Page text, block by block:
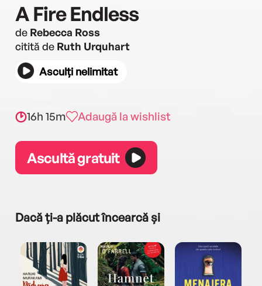
A Fire Endless
de Rebecca Ross
citită de Ruth Urquhart
Asculți nelimitat
16h 15m Adaugă la wishlist
Ascultă gratuit
Dacă ți-a plăcut încearcă și